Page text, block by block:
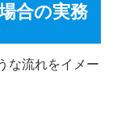
合の実務
な流れをイメー